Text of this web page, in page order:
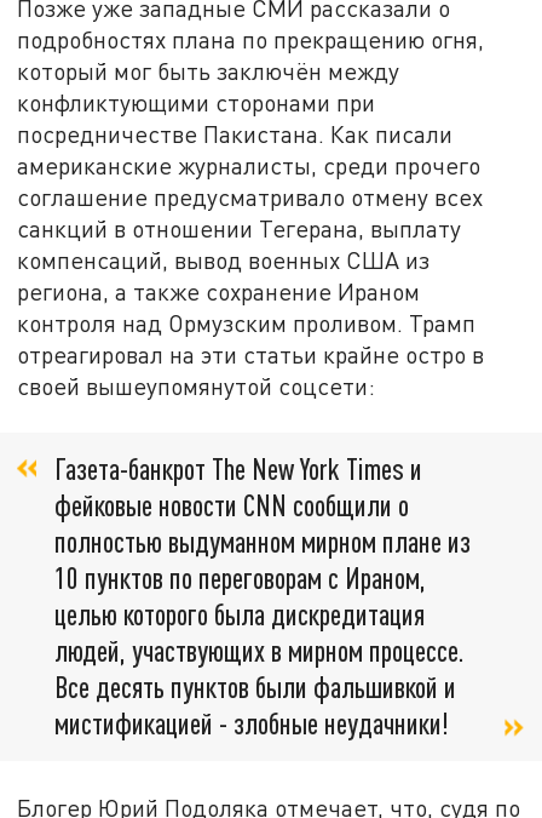
Позже уже западные СМИ рассказали о
подробностях плана по прекращению огня,
который мог быть заключён между
конфликтующими сторонами при
посредничестве Пакистана. Как писали
американские журналисты, среди прочего
соглашение предусматривало отмену всех
санкций в отношении Тегерана, выплату
компенсаций, вывод военных США из
региона, а также сохранение Ираном
контроля над Ормузским проливом. Трамп
отреагировал на эти статьи крайне остро в
своей вышеупомянутой соцсети:
Газета-банкрот The New York Times и
фейковые новости CNN сообщили о
полностью выдуманном мирном плане из
10 пунктов по переговорам с Ираном,
целью которого была дискредитация
людей, участвующих в мирном процессе.
Все десять пунктов были фальшивкой и
мистификацией - злобные неудачники!
Блогер Юрий Подоляка отмечает, что, судя по